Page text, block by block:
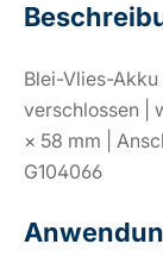
Blei-Vlies-Akku
verschlossen |
× 58 mm |
G104066